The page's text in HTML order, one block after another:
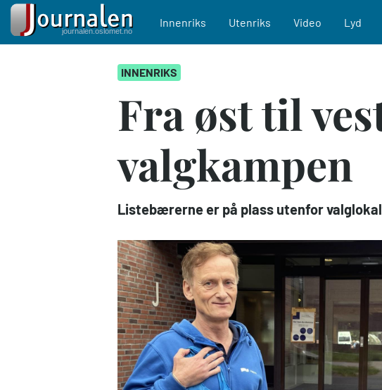
Main navigation
Innenriks Utenriks Video Lyd
INNENRIKS
Fra øst til
valgkampen
Listebærerne er på plass utenfor